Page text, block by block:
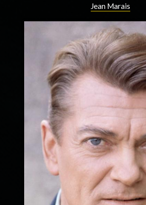
Jean Marais